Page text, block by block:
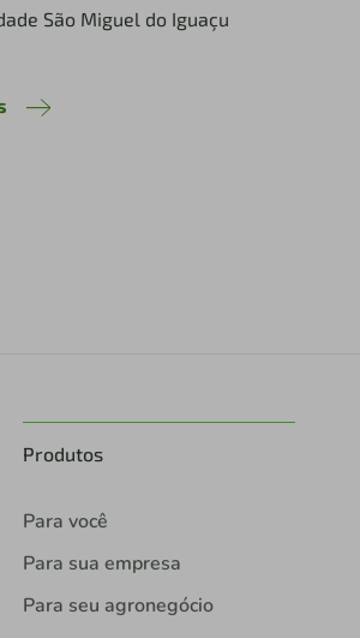
São Miguel do Iguaçu
Produtos
Para você
Para sua empresa
Para seu agronegócio